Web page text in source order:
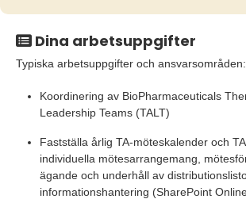
Dina arbetsuppgifter
Typiska arbetsuppgifter och ansvarsområden:
Koordinering av BioPharmaceuticals
Leadership Teams (TALT)
Fastställa årlig TA-möteskalender och
individuella mötesarrangemang,
ägande och underhåll av
informationshantering (SharePoint